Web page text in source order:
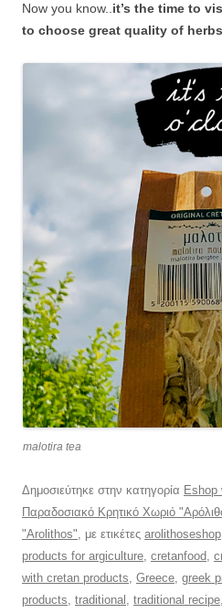
Now you know.. it’s the time to
to choose great quality of
malotira tea
Δημοσιεύτηκε στην κατηγορία Eshop
Παραδοσιακό Κρητικό Χωριό
"Arolithos", με ετικέτες arolithoseshop
products for argiculture, cretanfood,
with cretan products, Greece, greek
products, traditional , traditional recipe,